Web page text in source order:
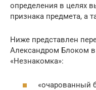
определения в целях
признака предмета, а
Ниже представлен
Александром Блоком
«Незнакомка»:
«очарованный